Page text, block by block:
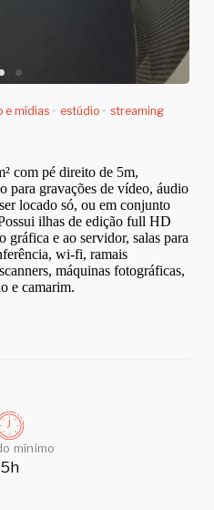
e mídias• estúdio• streaming
com pé direito de 5m,
para gravações de vídeo, áudio
locado só, ou em conjunto
ilhas de edição full HD
gráfica e ao servidor, salas para
wi-fi, ramais
máquinas fotográficas,
e camarim.
mínimo
5h